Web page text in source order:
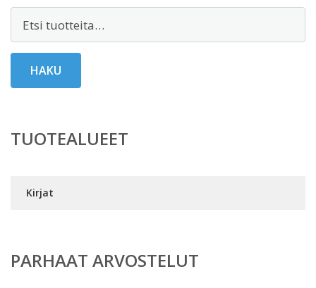
HAKU
TUOTEALUEET
Kirjat
PARHAAT ARVOSTELUT